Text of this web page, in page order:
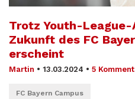
Trotz Youth-League-
Zukunft des FC
erscheint
Martin • 13.03.2024 • 5
FC Bayern Campus